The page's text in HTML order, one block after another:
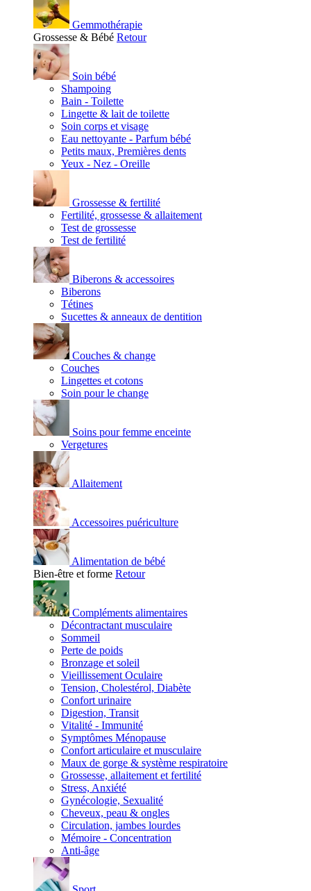
Gemmothérapie
Grossesse & Bébé Retour
Soin bébé
Shampoing
Bain - Toilette
Lingette & lait de toilette
Soin corps et visage
Eau nettoyante - Parfum bébé
Petits maux, Premières dents
Yeux - Nez - Oreille
Grossesse & fertilité
Fertilité, grossesse & allaitement
Test de grossesse
Test de fertilité
Biberons & accessoires
Biberons
Tétines
Sucettes & anneaux de dentition
Couches & change
Couches
Lingettes et cotons
Soin pour le change
Soins pour femme enceinte
Vergetures
Allaitement
Accessoires puériculture
Alimentation de bébé
Bien-être et forme Retour
Compléments alimentaires
Décontractant musculaire
Sommeil
Perte de poids
Bronzage et soleil
Vieillissement Oculaire
Tension, Cholestérol, Diabète
Confort urinaire
Digestion, Transit
Vitalité - Immunité
Symptômes Ménopause
Confort articulaire et musculaire
Maux de gorge & système respiratoire
Grossesse, allaitement et fertilité
Stress, Anxiété
Gynécologie, Sexualité
Cheveux, peau & ongles
Circulation, jambes lourdes
Mémoire - Concentration
Anti-âge